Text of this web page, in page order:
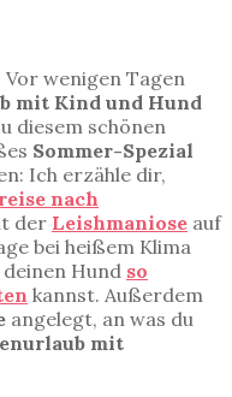
wenigen Tagen
mit Kind und Hund
diesem schönen
Sommer-Spezial
Ich erzähle dir,
nach
der Leishmaniose auf
bei heißem Klima
Hund so
kannst. Außerdem
angelegt, an was du
mit